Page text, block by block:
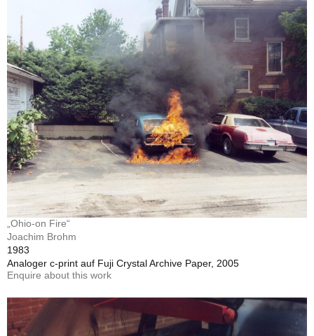
„Ohio-on Fire“
Joachim Brohm
1983
Analoger c-print auf Fuji Crystal Archive Paper, 2005
Enquire about this work